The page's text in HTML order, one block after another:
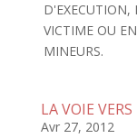
D'EXECUTION,
VICTIME OU
MINEURS.
LA VOIE
Avr 27, 2012